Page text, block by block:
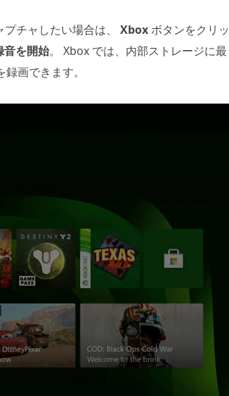
チャしたい場合は、 Xboxボタンをクリッ
音を開始。 Xbox では、内部ストレージに最
画できます。